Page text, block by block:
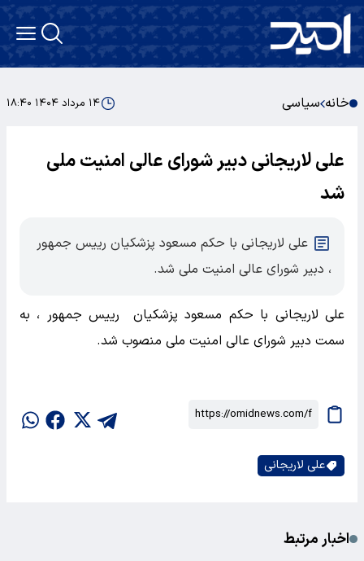
خانه سیاسی ۱۴ مرداد ۱۴۰۴ ۱۸:۴۰
علی لاریجانی دبیر شورای عالی امنیت ملی
شد
علی لاریجانی با حکم مسعود پزشکیان رییس جمهور
، دبیر شورای عالی امنیت ملی شد.
علی لاریجانی با حکم مسعود پزشکیان رییس جمهور ، به
سمت دبیر شورای عالی امنیت ملی منصوب شد.
علی لاریجانی
اخبار مرتبط